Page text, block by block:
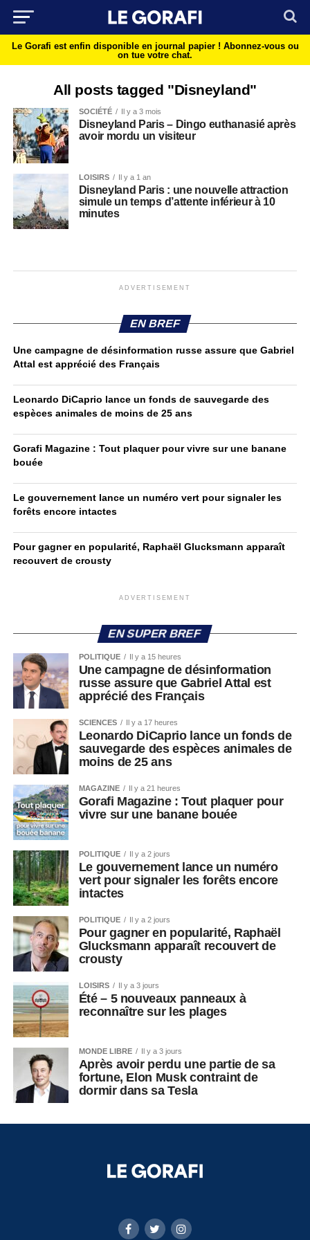
Le Gorafi est enfin disponible en journal papier ! Abonnez-vous ou
on tue votre chat.
All posts tagged "Disneyland"
SOCIÉTÉ Il y a 3 mois
Disneyland Paris – Dingo euthanasié après
avoir mordu un visiteur
LOISIRS Il y a 1 an
Disneyland Paris : une nouvelle attraction
simule un temps d’attente inférieur à 10
minutes
ADVERTISEMENT
EN BREF
Une campagne de désinformation russe assure que Gabriel
Attal est apprécié des Français
Leonardo DiCaprio lance un fonds de sauvegarde des
espèces animales de moins de 25 ans
Gorafi Magazine : Tout plaquer pour vivre sur une banane
bouée
Le gouvernement lance un numéro vert pour signaler les
forêts encore intactes
Pour gagner en popularité, Raphaël Glucksmann apparaît
recouvert de crousty
ADVERTISEMENT
EN SUPER BREF
POLITIQUE Il y a 15 heures
Une campagne de désinformation
russe assure que Gabriel Attal est
apprécié des Français
SCIENCES Il y a 17 heures
Leonardo DiCaprio lance un fonds de
sauvegarde des espèces animales de
moins de 25 ans
MAGAZINE Il y a 21 heures
Gorafi Magazine : Tout plaquer pour
vivre sur une banane bouée
POLITIQUE Il y a 2 jours
Le gouvernement lance un numéro
vert pour signaler les forêts encore
intactes
POLITIQUE Il y a 2 jours
Pour gagner en popularité, Raphaël
Glucksmann apparaît recouvert de
crousty
LOISIRS Il y a 3 jours
Été – 5 nouveaux panneaux à
reconnaître sur les plages
MONDE LIBRE Il y a 3 jours
Après avoir perdu une partie de sa
fortune, Elon Musk contraint de
dormir dans sa Tesla